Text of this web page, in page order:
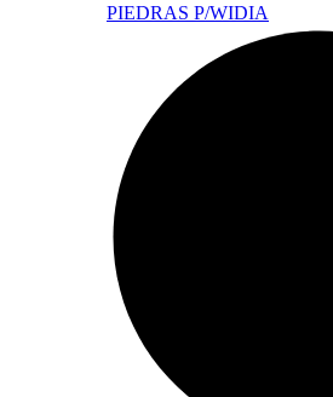
PIEDRAS P/WIDIA